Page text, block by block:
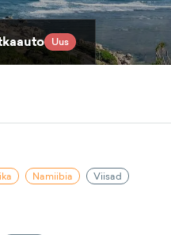
Uus
Namiibia Viisad